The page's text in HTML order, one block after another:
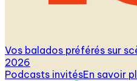
Vos balados préférés sur
2026
Podcasts invitésEn savoir